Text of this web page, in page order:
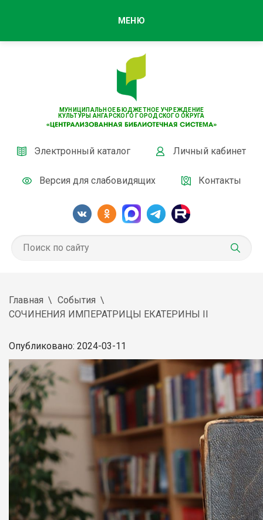
МУНИЦИПАЛЬНОЕ БЮДЖЕТНОЕ УЧРЕЖДЕНИЕ
КУЛЬТУРЫ АНГАРСКОГО ГОРОДСКОГО ОКРУГА
Электронный каталог Личный кабинет
Версия для слабовидящих Контакты
МЕНЮ
Главная
События
СОЧИНЕНИЯ ИМПЕРАТРИЦЫ ЕКАТЕРИНЫ II
Опубликовано: 2024-03-11